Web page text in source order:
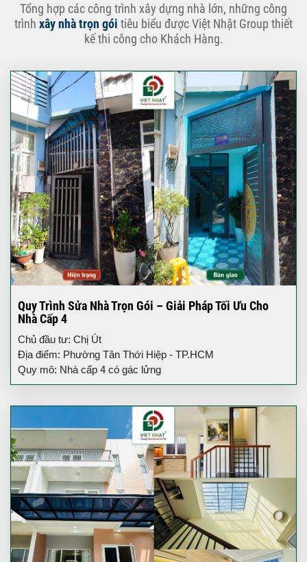
Tổng hợp các công trình xây dựng nhà lớn, những công
trình xây nhà trọn gói tiêu biểu được Việt Nhật Group thiết
kế thi công cho Khách Hàng.
Quy Trình Sửa Nhà Trọn Gói – Giải Pháp Tối Ưu Cho
Nhà Cấp 4
Chủ đầu tư: Chị Út
Địa điểm: Phường Tân Thới Hiệp - TP.HCM
Quy mô: Nhà cấp 4 có gác lửng